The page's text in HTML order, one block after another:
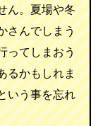
ん。夏場や冬
さんでしまう
ってしまおう
るかもしれま
いう事を忘れ